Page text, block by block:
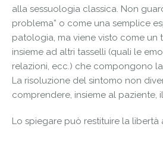
alla sessuologia classica. Non
problema” o come una semplice
patologia, ma viene visto come un
insieme ad altri tasselli (quali le
relazioni, ecc.) che compongono
La risoluzione del sintomo non
comprendere, insieme al paziente,
Lo spiegare può restituire la libertà